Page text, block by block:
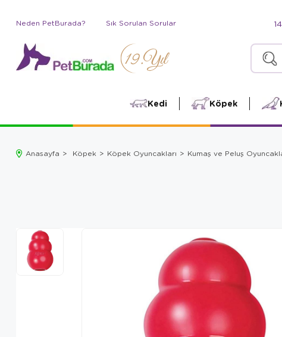
Neden PetBurada? Sık Sorulan Sorular
Kedi Köpek
Anasayfa Köpek Köpek Oyuncakları Kumaş ve Peluş